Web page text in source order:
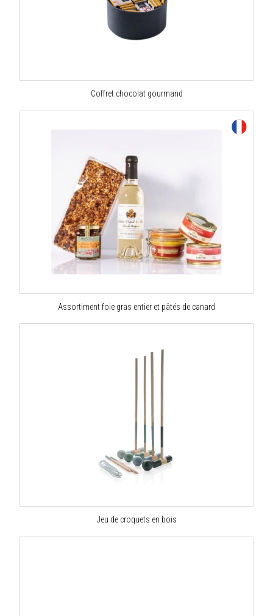
Coffret chocolat gourmand
Assortiment foie gras entier et pâtés de canard
Jeu de croquets en bois